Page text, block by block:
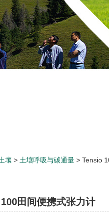
壤 > 土壤呼吸与碳通量 > Tensio
田间便携式张力计